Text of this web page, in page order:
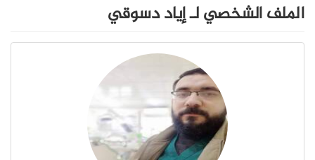
الملف الشخصي لـ إياد دسوقي